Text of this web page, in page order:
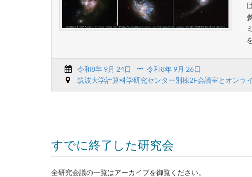
(
令和8年 9月 24日
令和8年 9月 26日
筑波大学計算科学研究センター別棟2F会議室とオンラ
すでに終了した研究会
全研究会議の一覧はアーカイブを御覧ください。